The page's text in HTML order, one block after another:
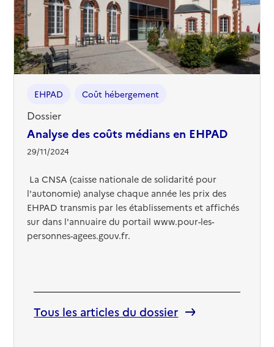
Analyse des coûts médians en EHPAD
29/11/2024
EHPAD Coût hébergement
Dossier
La CNSA (caisse nationale de solidarité pour
l'autonomie) analyse chaque année les prix des
EHPAD transmis par les établissements et affichés
sur dans l'annuaire du portail www.pour-les-
personnes-agees.gouv.fr.
Tous les articles du dossier